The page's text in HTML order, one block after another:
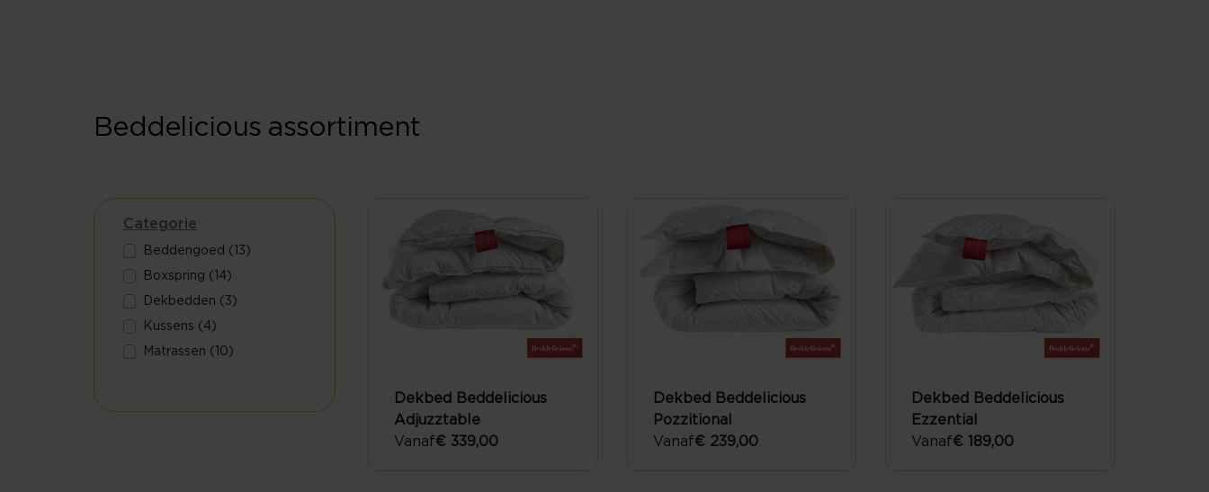
Beddelicious assortiment
Categorie
Beddengoed (13)
Boxspring (14)
Dekbedden (3)
Kussens (4)
Matrassen (10)
Dekbed Beddelicious
Adjuzztable
Vanaf€ 339,00
Dekbed Beddelicious
Pozzitional
Vanaf€ 239,00
Dekbed Beddelicious
Ezzential
Vanaf€ 189,00